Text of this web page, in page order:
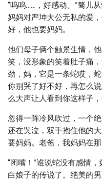
“呜呜……，好感动。”骜儿
妈妈对严坤大公无私的爱
好，他也要妈妈。
他们母子俩个触景生情，
笑，没形象的笑着肚子痛
劲，妈，它是一条蛇哎，
你别哭了好不好，再怎么
么大声让人看到你这样子
忽得一阵冷风吹过，一个
还在哭泣，双手抱住他的
要妈妈。老爸，我妈妈在
“闭嘴！”谁说蛇没有感情
白娘子的传说了。绝美的